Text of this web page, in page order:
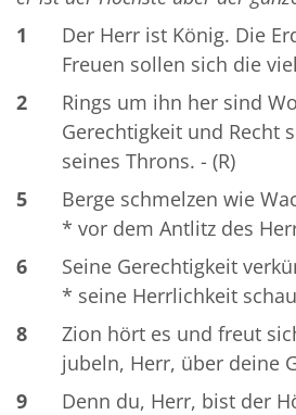
1
Der Herr ist König. Die
Freuen sollen sich die
2
Rings um ihn her sind
Gerechtigkeit und Recht
seines Throns. - (R)
5
Berge schmelzen wie
* vor dem Antlitz des
6
Seine Gerechtigkeit
* seine Herrlichkeit
8
Zion hört es und freut
jubeln, Herr, über deine
9
Denn du, Herr, bist der